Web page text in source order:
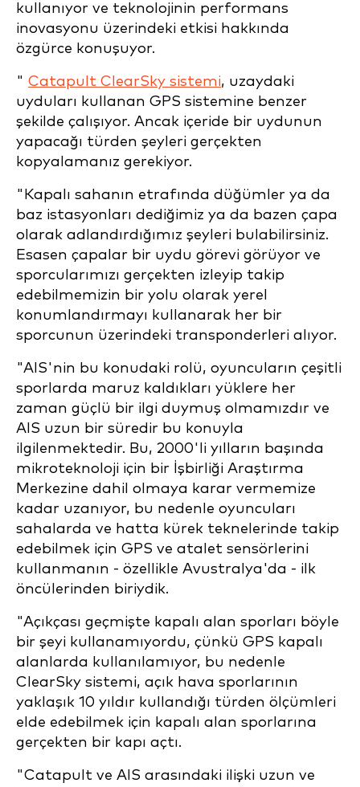
kullanıyor ve teknolojinin performans
inovasyonu üzerindeki etkisi hakkında
özgürce konuşuyor.
" Catapult ClearSky sistemi, uzaydaki
uyduları kullanan GPS sistemine benzer
şekilde çalışıyor. Ancak içeride bir uydunun
yapacağı türden şeyleri gerçekten
kopyalamanız gerekiyor.
"Kapalı sahanın etrafında düğümler ya da
baz istasyonları dediğimiz ya da bazen çapa
olarak adlandırdığımız şeyleri bulabilirsiniz.
Esasen çapalar bir uydu görevi görüyor ve
sporcularımızı gerçekten izleyip takip
edebilmemizin bir yolu olarak yerel
konumlandırmayı kullanarak her bir
sporcunun üzerindeki transponderleri alıyor.
"AIS'nin bu konudaki rolü, oyuncuların çeşitli
sporlarda maruz kaldıkları yüklere her
zaman güçlü bir ilgi duymuş olmamızdır ve
AIS uzun bir süredir bu konuyla
ilgilenmektedir. Bu, 2000'li yılların başında
mikroteknoloji için bir İşbirliği Araştırma
Merkezine dahil olmaya karar vermemize
kadar uzanıyor, bu nedenle oyuncuları
sahalarda ve hatta kürek teknelerinde takip
edebilmek için GPS ve atalet sensörlerini
kullanmanın - özellikle Avustralya'da - ilk
öncülerinden biriydik.
"Açıkçası geçmişte kapalı alan sporları böyle
bir şeyi kullanamıyordu, çünkü GPS kapalı
alanlarda kullanılamıyor, bu nedenle
ClearSky sistemi, açık hava sporlarının
yaklaşık 10 yıldır kullandığı türden ölçümleri
elde edebilmek için kapalı alan sporlarına
gerçekten bir kapı açtı.
"Catapult ve AIS arasındaki ilişki uzun ve